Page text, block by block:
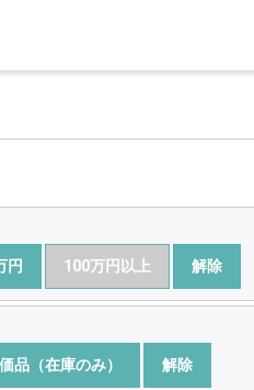
円 100万円以上 解除
品（在庫のみ） 解除